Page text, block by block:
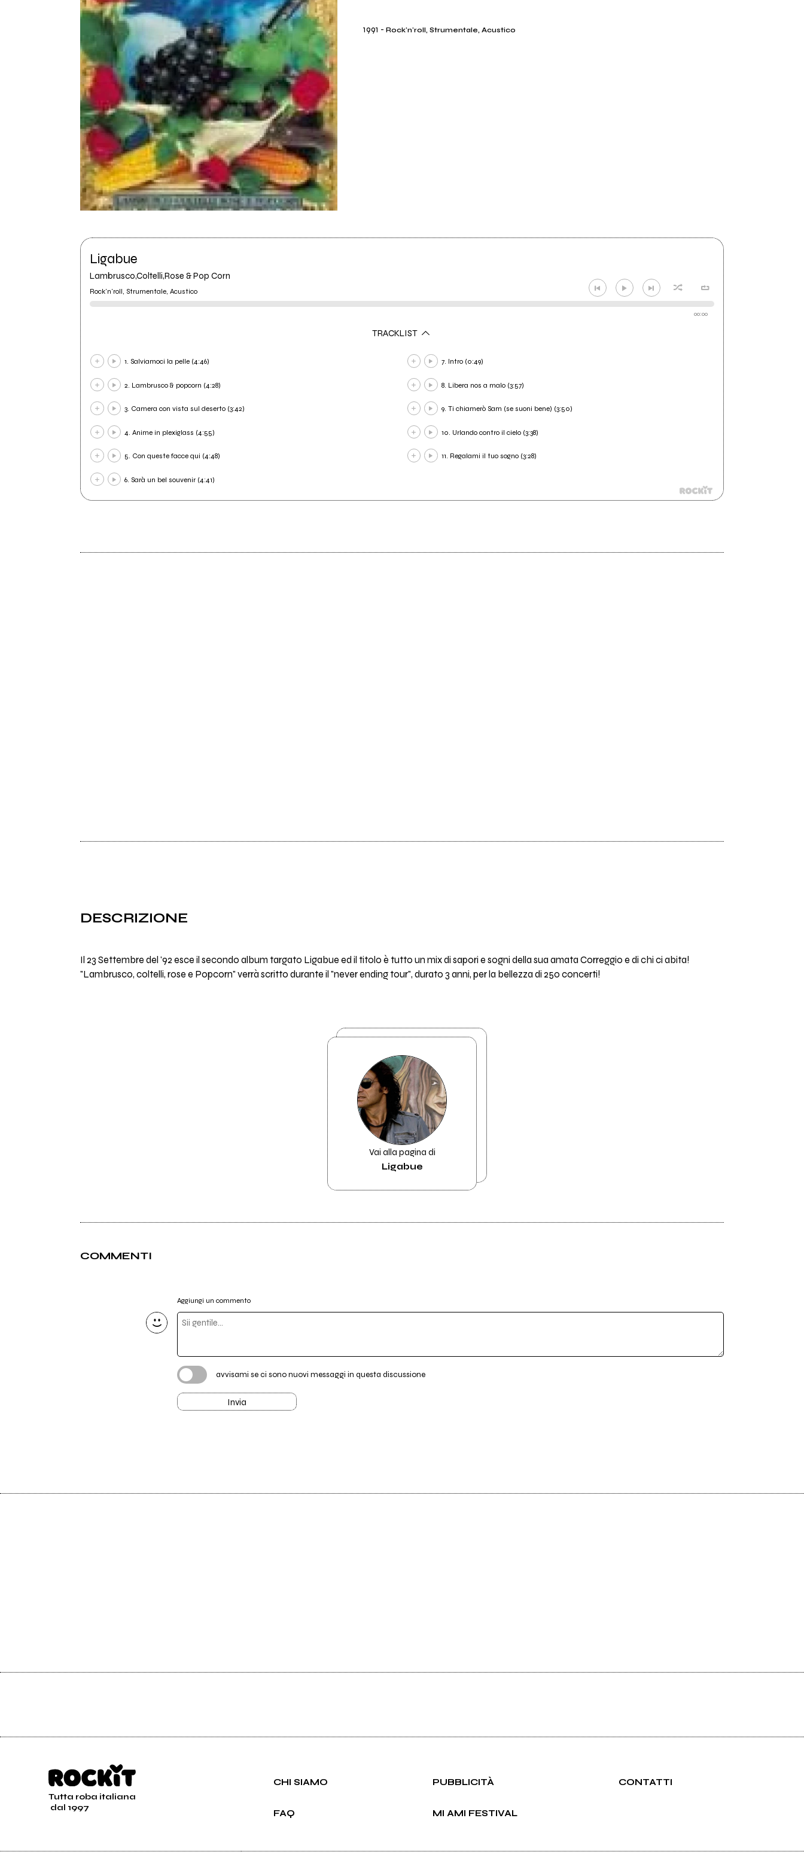
1991 -Rock'n'roll, Strumentale, Acustico
Ligabue
Lambrusco,Coltelli,Rose & Pop Corn
Rock'n'roll, Strumentale, Acustico
00:00
TRACKLIST
1. Salviamoci la pelle (4:46)
2. Lambrusco & popcorn (4:28)
3. Camera con vista sul deserto (3:42)
4. Anime in plexiglass (4:55)
5. Con queste facce qui (4:48)
6. Sarà un bel souvenir (4:41)
7. Intro (0:49)
8. Libera nos a malo (3:57)
9. Ti chiamerò Sam (se suoni bene) (3:50)
10. Urlando contro il cielo (3:38)
11. Regalami il tuo sogno (3:28)
DESCRIZIONE
Il 23 Settembre del '92 esce il secondo album targato Ligabue ed il titolo è tutto un mix di sapori e sogni della sua amata Correggio e di chi ci abita!
"Lambrusco, coltelli, rose e Popcorn" verrà scritto durante il "never ending tour", durato 3 anni, per la bellezza di 250 concerti!
Vai alla pagina di
Ligabue
COMMENTI
Aggiungi un commento
avvisami se ci sono nuovi messaggi in questa discussione
Invia
Tutta roba italiana
dal 1997
CHI SIAMO PUBBLICITÀ CONTATTI
FAQ MI AMI FESTIVAL